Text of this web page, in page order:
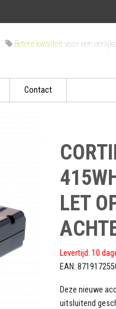
Betere kwaliteitvoor een
Contact
LET
Levertijd: 10
EAN:
Deze nieuwe
uitsluitend